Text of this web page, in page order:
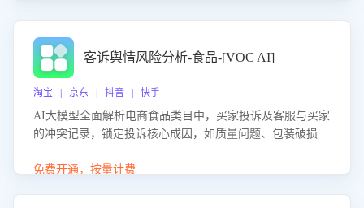
客诉舆情风险分析-食品-[VOC AI]
淘宝 | 京东 | 抖音 | 快手
AI大模型全面解析电商食品类目中，买家投诉及客服与买家
的冲突记录，锁定投诉核心成因，如质量问题、包装破损
置差评防控，提升客户满意度。
免费开通，按量计费